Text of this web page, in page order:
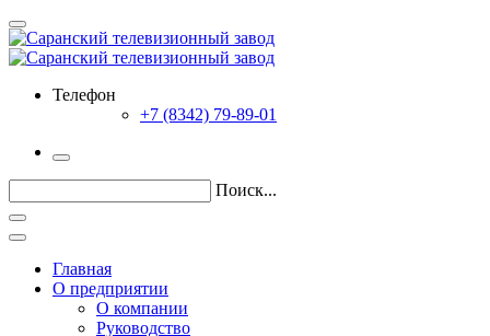
Телефон
+7 (8342) 79-89-01
Поиск...
Главная
О предприятии
О компании
Руководство